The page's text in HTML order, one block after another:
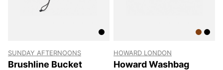
SUNDAY AFTERNOONS
Brushline Bucket
HOWARD LONDON
Howard Washbag